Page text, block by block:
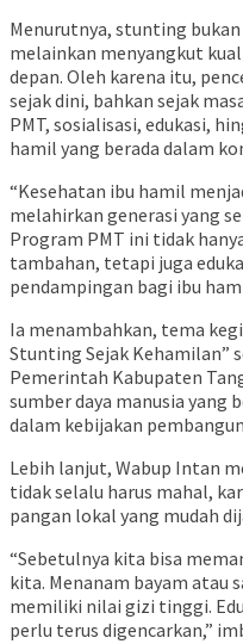
Menurutnya, stunting
melainkan menyangkut
depan. Oleh karena itu,
sejak dini, bahkan sejak
PMT, sosialisasi, edukasi,
hamil yang berada dalam
“Kesehatan ibu hamil
melahirkan generasi yang
Program PMT ini tidak
tambahan, tetapi juga
pendampingan bagi ibu
Ia menambahkan, tema
Stunting Sejak Kehamilan”
Pemerintah Kabupaten
sumber daya manusia yang
dalam kebijakan
Lebih lanjut, Wabup Intan
tidak selalu harus mahal,
pangan lokal yang mudah
“Sebetulnya kita bisa
kita. Menanam bayam atau
memiliki nilai gizi tinggi.
perlu terus digencarkan,”